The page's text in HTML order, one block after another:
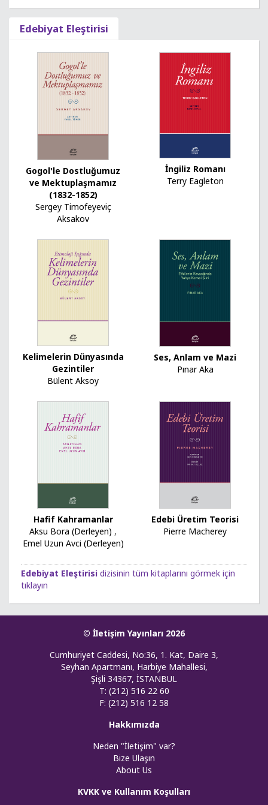
Edebiyat Eleştirisi
Gogol'le Dostluğumuz
ve Mektuplaşmamız
(1832-1852)
Sergey Timofeyeviç
Aksakov
İngiliz Romanı
Terry Eagleton
Kelimelerin Dünyasında
Gezintiler
Bülent Aksoy
Ses, Anlam ve Mazi
Pınar Aka
Hafif Kahramanlar
Aksu Bora (Derleyen) ,
Emel Uzun Avci (Derleyen)
Edebi Üretim Teorisi
Pierre Macherey
Edebiyat Eleştirisi dizisinin tüm kitaplarını görmek için
tıklayın
© İletişim Yayınları 2026
Cumhuriyet Caddesi, No:36, 1. Kat, Daire 3,
Seyhan Apartmanı, Harbiye Mahallesi,
Şişli 34367, İSTANBUL
T: (212) 516 22 60
F: (212) 516 12 58
Hakkımızda
Neden "İletişim" var?
Bize Ulaşın
About Us
KVKK ve Kullanım Koşulları